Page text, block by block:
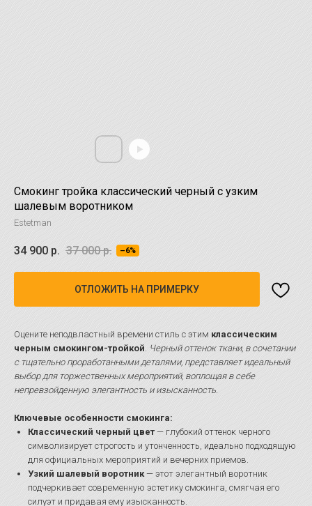
Смокинг тройка классический черный с узким
шалевым воротником
Estetman
34 900 р. 37 000 р. –6%
ОТЛОЖИТЬ НА ПРИМЕРКУ
Оцените неподвластный времени стиль с этим классическим
черным смокингом-тройкой. Черный оттенок ткани, в сочетании
с тщательно проработанными деталями, представляет идеальный
выбор для торжественных мероприятий, воплощая в себе
непревзойденную элегантность и изысканность.
Ключевые особенности смокинга:
Классический черный цвет — глубокий оттенок черного
символизирует строгость и утонченность, идеально подходящую
для официальных мероприятий и вечерних приемов.
Узкий шалевый воротник— этот элегантный воротник
подчеркивает современную эстетику смокинга, смягчая его
силуэт и придавая ему изысканность.